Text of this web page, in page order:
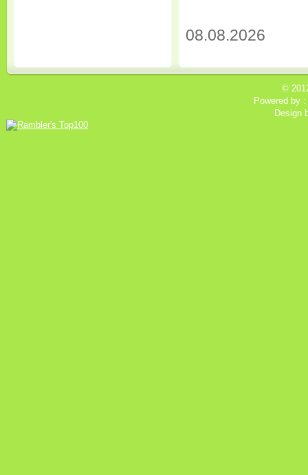
08.08.2026
©
Powered by :
Design